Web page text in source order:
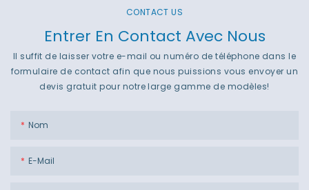
CONTACT US
Entrer En Contact Avec Nous
Il suffit de laisser votre e-mail ou numéro de téléphone dans le
formulaire de contact afin que nous puissions vous envoyer un
devis gratuit pour notre large gamme de modèles!
Nom
E-Mail